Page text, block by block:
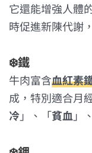
它還能增強人體
時促進新陳代謝
❄️鐵
牛肉富含血紅素
成，特別適合月
冷」、「貧血」